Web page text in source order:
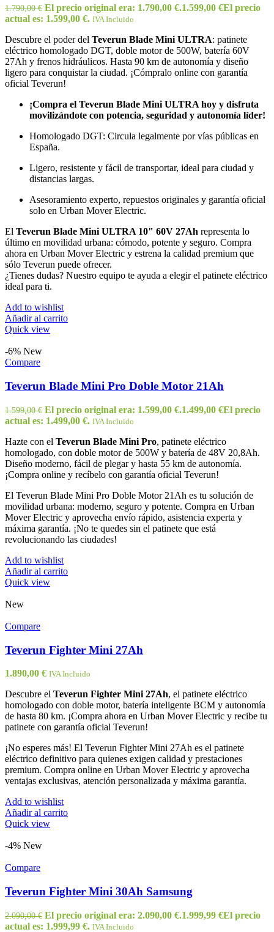
1.790,00€ El precio original era: 1.790,00 €.1.599,00 €El precio
actual es: 1.599,00 €. IVA Incluido
Descubre el poder del Teverun Blade Mini ULTRA: patinete
eléctrico homologado DGT, doble motor de 500W, batería 60V
27Ah y frenos hidráulicos. Hasta 90 km de autonomía y diseño
ligero para conquistar la ciudad. ¡Cómpralo online con garantía
oficial Teverun!
¡Compra el Teverun Blade Mini ULTRA hoy y disfruta
movilizándote con potencia, seguridad y autonomía líder!
Homologado DGT: Circula legalmente por vías públicas en
España.
Ligero, resistente y fácil de transportar, ideal para ciudad y
distancias largas.
Asesoramiento experto, repuestos originales y garantía oficial
solo en Urban Mover Electric.
El Teverun Blade Mini ULTRA 10" 60V 27Ah representa lo
último en movilidad urbana: cómodo, potente y seguro. Compra
ahora en Urban Mover Electric y estrena la calidad premium que
sólo Teverun puede ofrecer.
¿Tienes dudas? Nuestro equipo te ayuda a elegir el patinete eléctrico
ideal para ti.
Add to wishlist
Añadir al carrito
Quick view
-6% New
Compare
Teverun Blade Mini Pro Doble Motor 21Ah
1.599,00€ El precio original era: 1.599,00 €.1.499,00 €El precio
actual es: 1.499,00 €. IVA Incluido
Hazte con el Teverun Blade Mini Pro, patinete eléctrico
homologado, con doble motor de 500W y batería de 48V 20,8Ah.
Diseño moderno, fácil de plegar y hasta 55 km de autonomía.
¡Compra online y recíbelo con garantía oficial Teverun!
El Teverun Blade Mini Pro Doble Motor 21Ah es tu solución de
movilidad urbana: moderno, seguro y potente. Compra en Urban
Mover Electric y aprovecha envío rápido, asistencia experta y
máxima garantía. ¡No te quedes sin el patinete que está
revolucionando las ciudades!
Add to wishlist
Añadir al carrito
Quick view
New
Compare
Teverun Fighter Mini 27Ah
1.890,00 € IVA Incluido
Descubre el Teverun Fighter Mini 27Ah, el patinete eléctrico
homologado con doble motor, batería inteligente BCM y autonomía
de hasta 80 km. ¡Compra ahora en Urban Mover Electric y recibe tu
patinete con garantía oficial Teverun!
¡No esperes más! El Teverun Fighter Mini 27Ah es el patinete
eléctrico definitivo para quienes exigen calidad y prestaciones
premium. Compra online en Urban Mover Electric y aprovecha
ventajas exclusivas, atención personalizada y máxima garantía.
Add to wishlist
Añadir al carrito
Quick view
-4% New
Compare
Teverun Fighter Mini 30Ah Samsung
2.090,00€ El precio original era: 2.090,00 €.1.999,99 €El precio
actual es: 1.999,99 €. IVA Incluido